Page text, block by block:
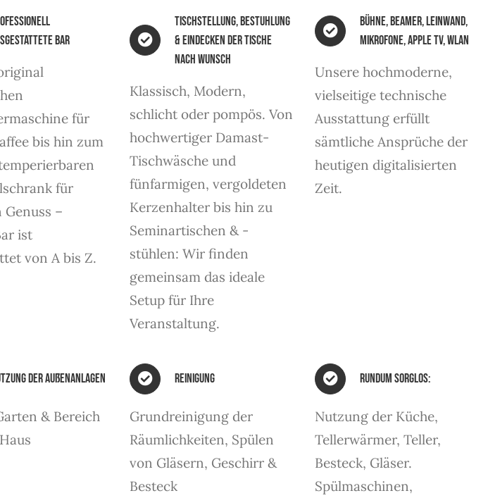
Bar
für
bis hin zum
für
–
ist
von A bis Z.
Tischstellung, Bestuhlung
& Eindecken der Tische
nach Wunsch
Klassisch, Modern,
schlicht oder pompös. Von
hochwertiger Damast-
Tischwäsche und
fünfarmigen, vergoldeten
Kerzenhalter bis hin zu
Seminartischen & -
stühlen: Wir finden
gemeinsam das ideale
Setup für Ihre
Veranstaltung.
Bühne, Beamer, Leinwand,
Mikrofone, Apple TV, WLAN
Unsere hochmoderne,
vielseitige technische
Ausstattung erfüllt
sämtliche Ansprüche der
heutigen digitalisierten
Zeit.
der Außenanlagen
& Bereich
Reinigung
Grundreinigung der
Räumlichkeiten, Spülen
von Gläsern, Geschirr &
Besteck
Rundum sorglos:
Nutzung der Küche,
Tellerwärmer, Teller,
Besteck, Gläser.
Spülmaschinen,